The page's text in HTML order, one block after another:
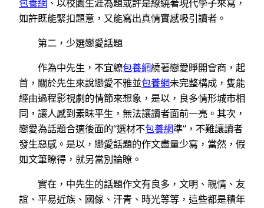
包養網 、以校園生涯為題或許是繚繞著現代學子來寫，
如許既能緊扣題意，又能寫出真情實感吸引讀者。
第二，少選戀愛話題
作為中先生，不宜繚包養網繞著戀愛睜開會商，起
首，關於先生來說戀愛不雅並包養網未完整構成，隻能
經由過程影視劇的情節來想象，是以，良多情形城市相
同，讓人感到素昧平生，無法讓讀者面前一亮。其次，
戀愛為話題合適後面的“選材不包養網準”，不難讓讀者
發生惡感。是以，戀愛話題的作文盡量少寫，當然，假
如文筆瞭得，就另當別論瞭。
實在，中先生的話題作文有良多，文明、親情、友
誼、平易近族、國傢、汗青、時光等等，這些都是積年